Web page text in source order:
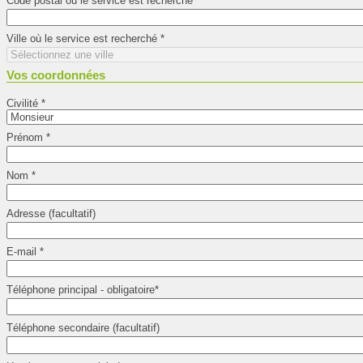
Ville où le service est recherché*
Vos coordonnées
Civilité*
Prénom*
Nom*
Adresse (facultatif)
E-mail*
Téléphone principal - obligatoire*
Téléphone secondaire (facultatif)